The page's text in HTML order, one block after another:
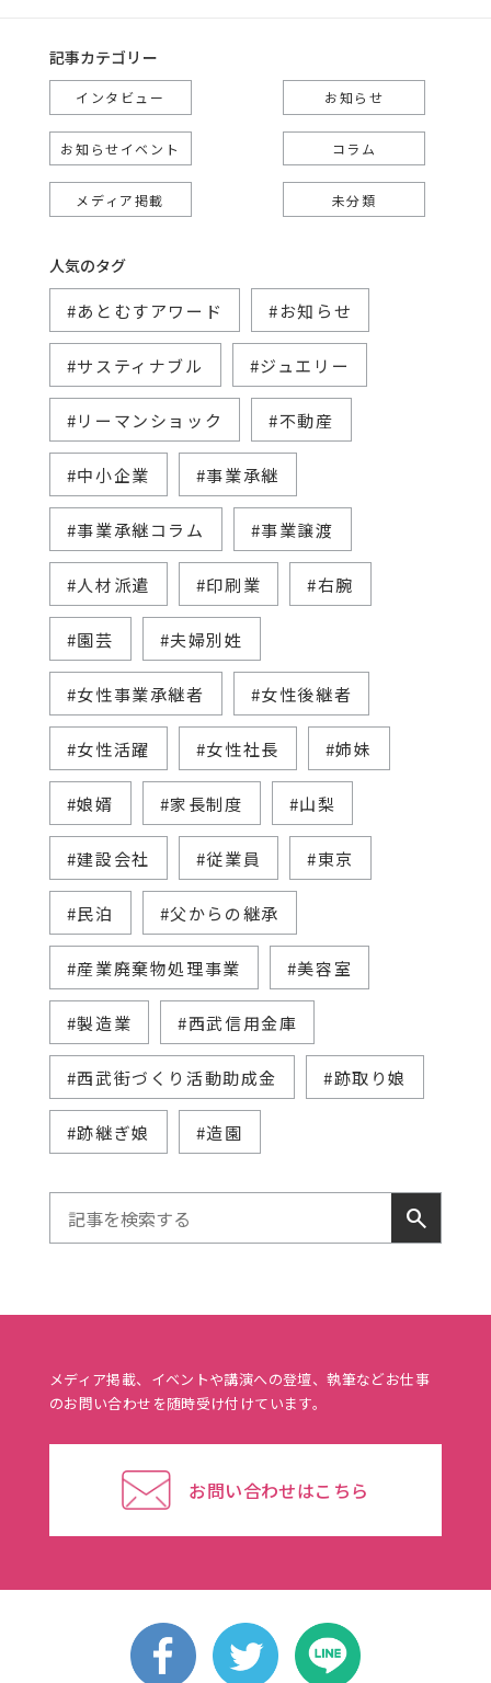
記事カテゴリー
インタビュー お知らせ
お知らせイベント コラム
メディア掲載 未分類
人気のタグ
#あとむすアワード #お知らせ
#サスティナブル #ジュエリー
#リーマンショック #不動産
#中小企業 #事業承継
#事業承継コラム #事業譲渡
#人材派遣 #印刷業 #右腕
#園芸 #夫婦別姓
#女性事業承継者 #女性後継者
#女性活躍 #女性社長 #姉妹
#娘婿 #家長制度 #山梨
#建設会社 #従業員 #東京
#民泊 #父からの継承
#産業廃棄物処理事業 #美容室
#製造業 #西武信用金庫
#西武街づくり活動助成金 #跡取り娘
#跡継ぎ娘 #造園
search
メディア掲載、イベントや講演への登壇、執筆などお仕事
のお問い合わせを随時受け付けています。
お問い合わせはこちら